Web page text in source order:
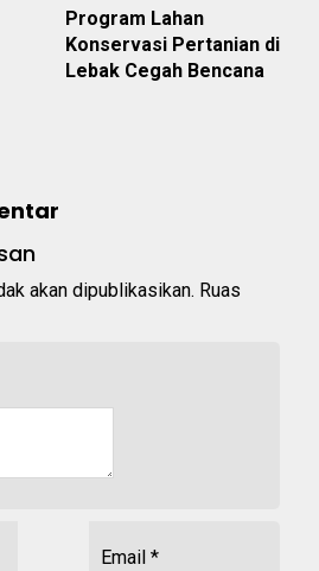
Program Lahan
Konservasi Pertanian di
Lebak Cegah Bencana
akan dipublikasikan. Ruas
Email *